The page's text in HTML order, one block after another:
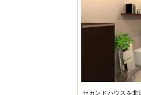
セカンドハウスを非